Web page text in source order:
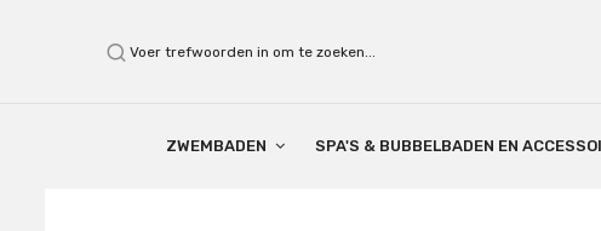
ZWEMBADEN SPA'S & BUBBELBADEN EN